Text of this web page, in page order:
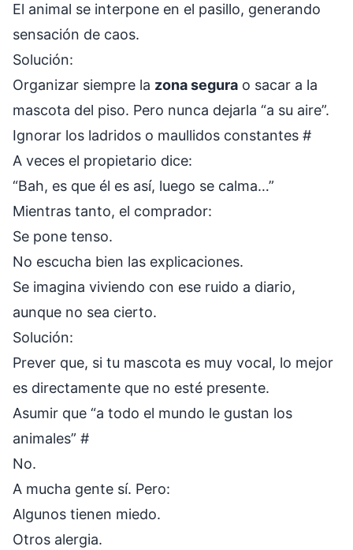
El animal se interpone en el pasillo, generando
sensación de caos.
Solución:
Organizar siempre la zona segura o sacar a la
mascota del piso. Pero nunca dejarla “a su aire”.
Ignorar los ladridos o maullidos constantes #
A veces el propietario dice:
“Bah, es que él es así, luego se calma…”
Mientras tanto, el comprador:
Se pone tenso.
No escucha bien las explicaciones.
Se imagina viviendo con ese ruido a diario,
aunque no sea cierto.
Solución:
Prever que, si tu mascota es muy vocal, lo mejor
es directamente que no esté presente.
Asumir que “a todo el mundo le gustan los
animales” #
No.
A mucha gente sí. Pero:
Algunos tienen miedo.
Otros alergia.